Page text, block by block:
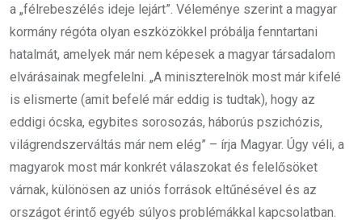
a „félrebeszélés ideje lejárt”. Véleménye szerint a magyar
kormány régóta olyan eszközökkel próbálja fenntartani
hatalmát, amelyek már nem képesek a magyar társadalom
elvárásainak megfelelni. „A miniszterelnök most már kifelé
is elismerte (amit befelé már eddig is tudtak), hogy az
eddigi ócska, egybites sorosozás, háborús pszichózis,
világrendszerváltás már nem elég” – írja Magyar. Úgy véli, a
magyarok most már konkrét válaszokat és felelősöket
várnak, különösen az uniós források eltűnésével és az
országot érintő egyéb súlyos problémákkal kapcsolatban.